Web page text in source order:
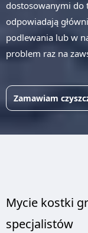
dostosowanymi do
odpowiadają
podlewania lub w
problem raz na
Zamawiam
Mycie kostki
specjalistów